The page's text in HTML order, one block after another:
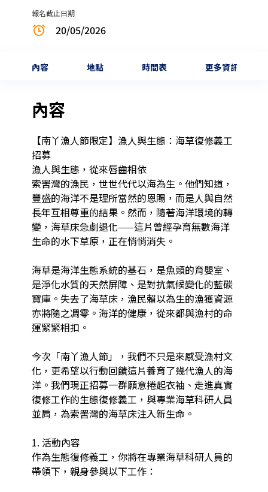
報名截止日期
20/05/2026
內容 地點 時間表 更多資訊
內容
【南丫漁人節限定】漁人與生態：海草復修義工
招募
漁人與生態，從來唇齒相依
索罟灣的漁民，世世代代以海為生。他們知道，
豐盛的海洋不是理所當然的恩賜，而是人與自然
長年互相尊重的結果。然而，隨著海洋環境的轉
變，海草床急劇退化——這片曾經孕育無數海洋
生命的水下草原，正在悄悄消失。
海草是海洋生態系統的基石，是魚類的育嬰室、
是淨化水質的天然屏障、是對抗氣候變化的藍碳
寶庫。失去了海草床，漁民賴以為生的漁獲資源
亦將隨之凋零。海洋的健康，從來都與漁村的命
運緊緊相扣。
今次「南丫漁人節」，我們不只是來感受漁村文
化，更希望以行動回饋這片養育了幾代漁人的海
洋。我們現正招募一群願意捲起衣袖、走進真實
復修工作的生態復修義工，與專業海草科研人員
並肩，為索罟灣的海草床注入新生命。
1. 活動內容
作為生態復修義工，你將在專業海草科研人員的
帶領下，親身參與以下工作：